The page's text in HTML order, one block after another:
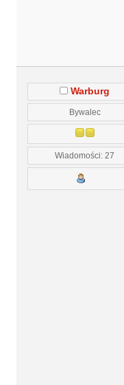
Warburg
Bywalec
Wiadomości: 27